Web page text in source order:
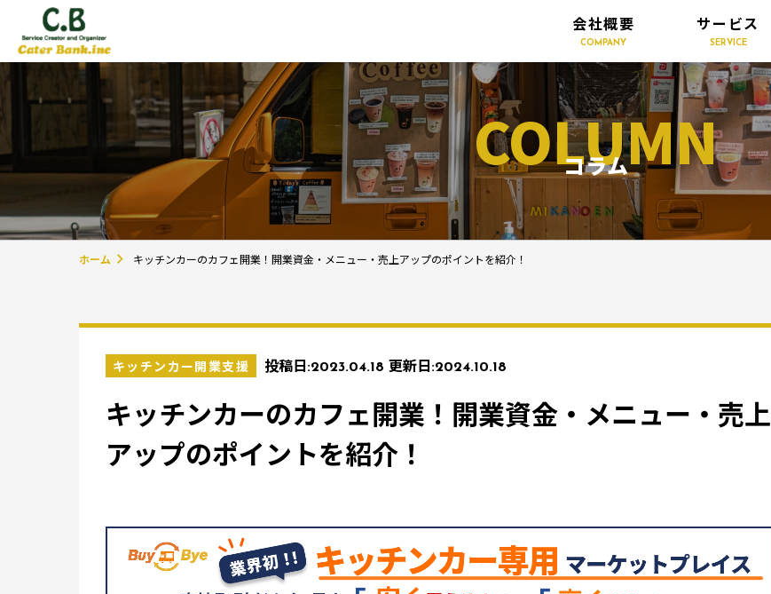
会社概要
COMPANY
サービス
SERVICE
COLUMN
コラム
ホーム キッチンカーのカフェ開業！開業資金・メニュー・売上アップのポイントを紹介！
キッチンカー開業支援 投稿日:2023.04.18 更新日:2024.10.18
キッチンカーのカフェ開業！開業資金・メニュー・売上
アップのポイントを紹介！